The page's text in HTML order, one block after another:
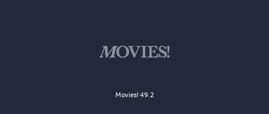
Movies! 49.2